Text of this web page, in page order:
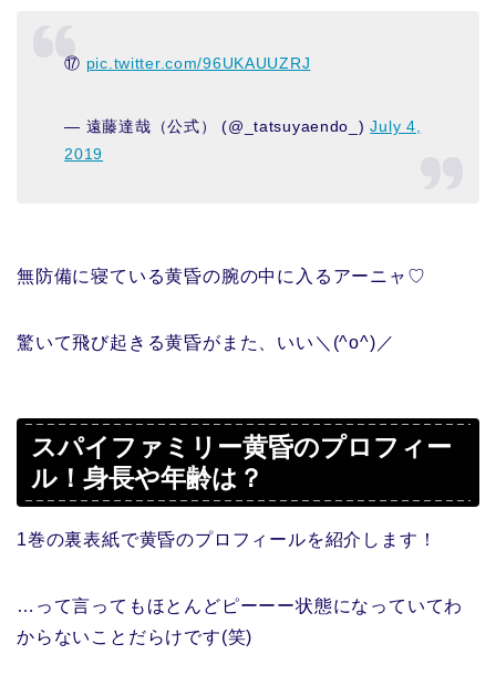
⑰ pic.twitter.com/96UKAUUZRJ
— 遠藤達哉（公式） (@_tatsuyaendo_)July 4,
2019
無防備に寝ている黄昏の腕の中に入るアーニャ♡
驚いて飛び起きる黄昏がまた、いい＼(^o^)／
スパイファミリー黄昏のプロフィー
ル！身長や年齢は？
1巻の裏表紙で黄昏のプロフィールを紹介します！
…って言ってもほとんどピーーー状態になっていてわ
からないことだらけです(笑)